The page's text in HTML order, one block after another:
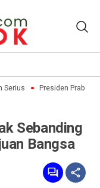
Presiden Prabowo
Sebanding
Bangsa